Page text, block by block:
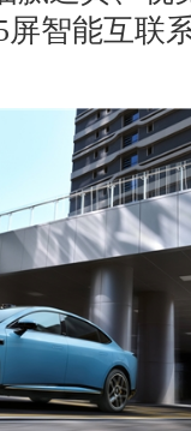
智能互联